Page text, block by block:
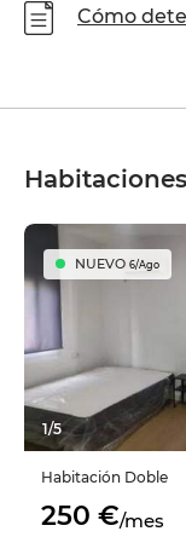
Cómo
1/5
NUEVO 6/Ago
Habitación Doble
250 €/mes